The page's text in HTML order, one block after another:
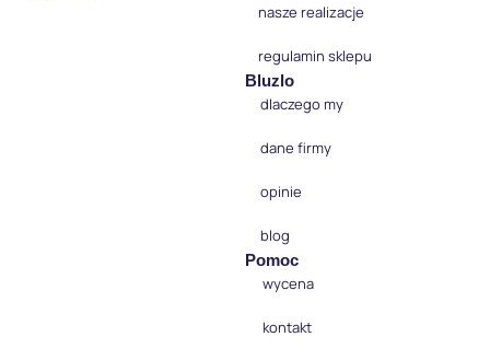
nasze realizacje
regulamin sklepu
Bluzlo
dlaczego my
dane firmy
opinie
blog
Pomoc
wycena
kontakt